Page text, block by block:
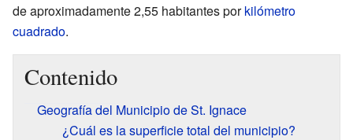
de aproximadamente 2,55 habitantes porkilómetro
cuadrado.
Contenido
Geografía del Municipio de St. Ignace
¿Cuál es la superficie total del municipio?